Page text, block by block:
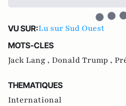
VU SUR:Lu sur Sud Ouest
MOTS-CLES
Jack Lang , Donald Trump ,
THEMATIQUES
International